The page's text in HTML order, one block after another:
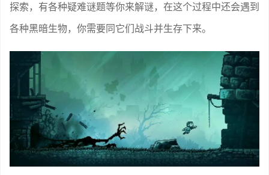
探索，有各种疑难谜题等你来解谜，在这个过程中还会遇到
各种黑暗生物，你需要同它们战斗并生存下来。